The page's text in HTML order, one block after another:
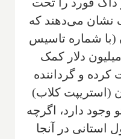
نشان می‌دهند که
(با شماره تاسیس
کانادا ۱۲۴۹۰۶۲۵) که ۹.۸ میلیون دلار کمک
کرده و گرداننده
(استریپت کلاب)
وجود دارد، اگرچه
استانی در آنجا